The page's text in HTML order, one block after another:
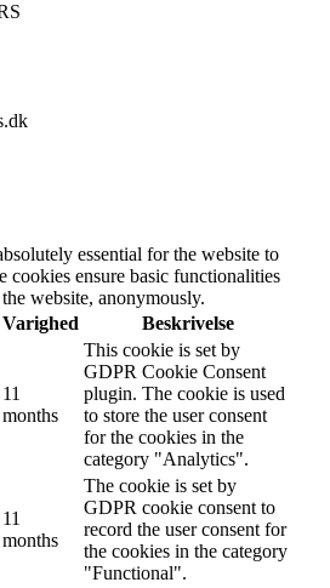
essential for the website to
cookies ensure basic functionalities
website, anonymously.
Varighed Beskrivelse
11
months
This cookie is set by
GDPR Cookie Consent
plugin. The cookie is used
to store the user consent
for the cookies in the
category "Analytics".
11
months
The cookie is set by
GDPR cookie consent to
record the user consent for
the cookies in the category
"Functional".